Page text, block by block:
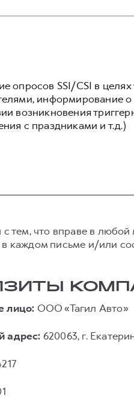
опросов SSI/CSI в
информирование
возникновения
с праздниками и т.д.)
тем, что вправе в
каждом письме и/или
лицо: ООО «Тагил Авто»
адрес: 620063, г.